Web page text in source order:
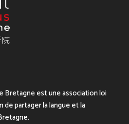
Bretagne est une association loi
de partager la langue et la